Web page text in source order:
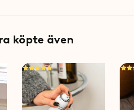
köpte även